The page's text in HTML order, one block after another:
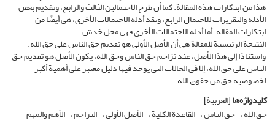
هذا من ابتکارات هذه المقالة. کما أن طرح الاحتمالین الثالث والرابع، وتقدیم بعض
الأدلة والتقریرات للاحتمال الرابع، ونقد أدلة الاحتمالات الأخرى، هی أیضًا من
ابتکارات المقالة. أما أدلة الاحتمالات الأخرى فهی محل خدش.
النتیجة الرئیسیة للمقالة هی أن الأصل الأولی هو تقدیم حق الناس على حق الله.
واستنادًا إلى هذا الأصل، عند تزاحم حق الناس وحق الله، یکون الأصل هو تقدیم حق
الناس على حق الله، إلا فی الحالات التی یوجد فیها دلیل معتبر على أهمیة أکبر
لخصوصیة حق من حقوق الله.
کلیدواژه‌ها[العربیة]
حق الله حق الناس القاعدة الکلیة الأصل الأولی التزاحم الأهم والمهم